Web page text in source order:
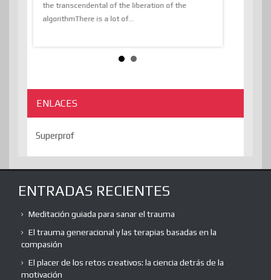
the transcendental of the liberation of the
algorithmThere is a lot of...
ENLACES
Superprof
ENTRADAS RECIENTES
Meditación guiada para sanar el trauma
El trauma generacional y las terapias basadas en la
compasión
El placer de los retos creativos: la ciencia detrás de la
motivación